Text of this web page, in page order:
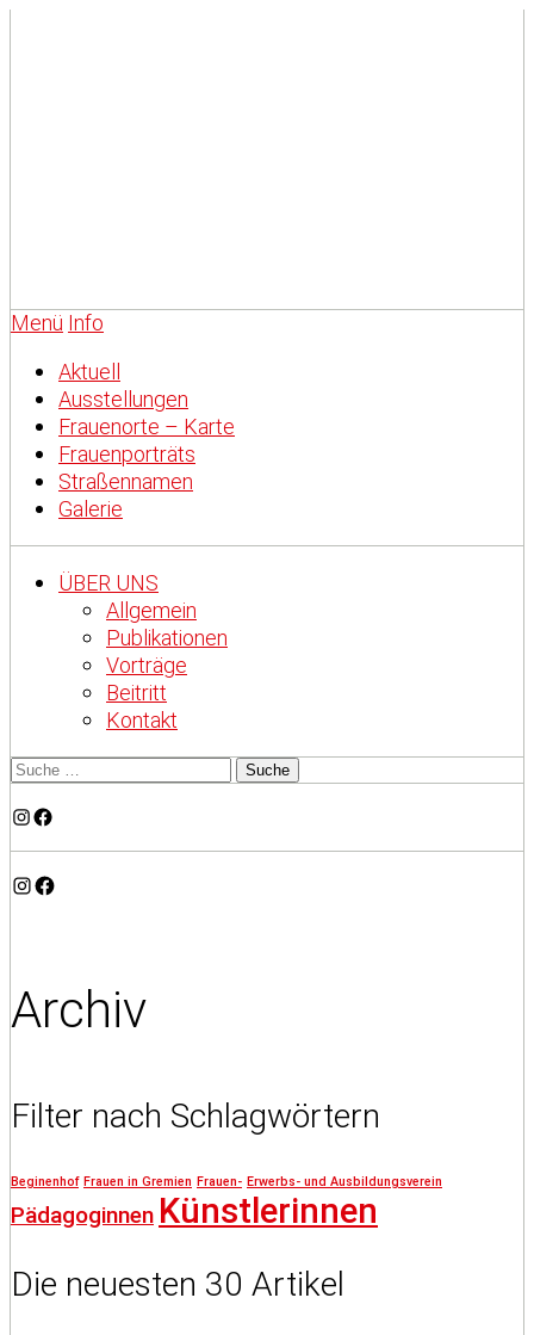
Menü Info
Aktuell
Ausstellungen
Frauenorte – Karte
Frauenporträts
Straßennamen
Galerie
ÜBER UNS
Allgemein
Publikationen
Vorträge
Beitritt
Kontakt
Instagram
Facebook
Instagram
Facebook
Archiv
Filter nach Schlagwörtern
Beginenhof Frauen in Gremien Frauen- Erwerbs- und Ausbildungsverein
Pädagoginnen Künstlerinnen
Die neuesten 30 Artikel